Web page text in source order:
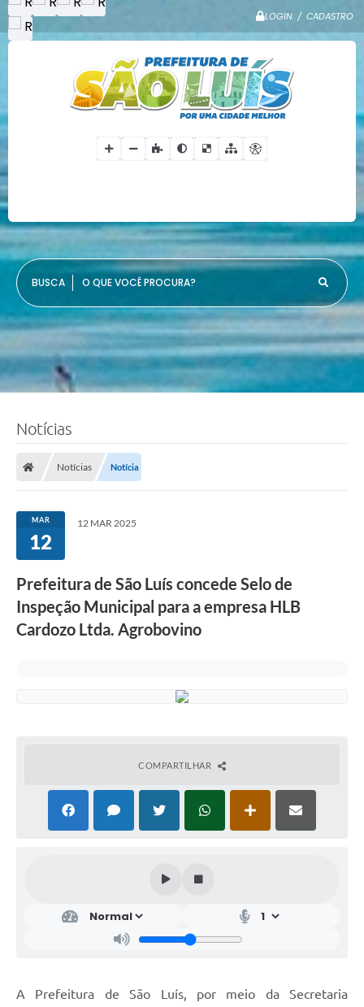
LOGIN / CADASTRO
O QUE VOCÊ PROCURA?
Notícias
Notícias Notícia
MAR
12
12 MAR 2025
Prefeitura de São Luís concede Selo de
Inspeção Municipal para a empresa HLB
Cardozo Ltda. Agrobovino
COMPARTILHAR
A Prefeitura de São Luís, por meio da Secretaria